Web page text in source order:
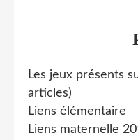
Les jeux présents
articles)
Liens élémentaire
Liens maternelle